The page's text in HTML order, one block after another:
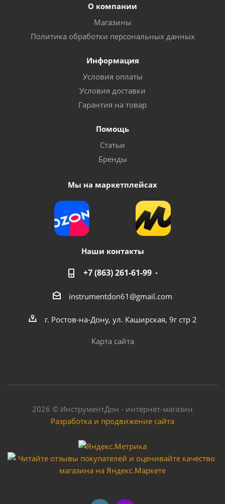
О компании
Магазины
Политика обработки персональных данных
Информация
Условия оплаты
Условия доставки
Гарантия на товар
Помощь
Статьи
Бренды
Мы на маркетплейсах
Наши контакты
+7 (863) 261-61-99
instrumentdon61@gmail.com
г. Ростов-на-Дону, ул. Каширская, 9г стр 2
Карта сайта
2026 © ИнструментДон - интернет-магазин
Разработка и продвижение сайта